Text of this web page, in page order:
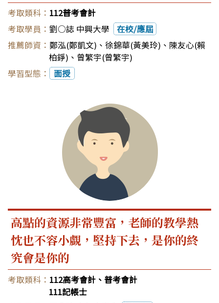
112普考會計
劉○誌 中興大學
在校/應屆
鄭泓(鄭凱文) 、 徐錦華(黃美玲) 、 陳友心(賴
柏錚) 、 曾繁宇(曾繁宇)
面授
高點的資源非常豐富，老師的教學熱
忱也不容小覷，堅持下去，是你的終
究會是你的
112高考會計、普考會計
111記帳士